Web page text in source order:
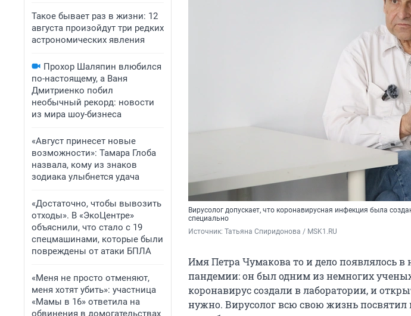
Такое бывает раз в жизни: 12
августа произойдут три редких
астрономических явления
Прохор Шаляпин влюбился
по-настоящему, а Ваня
Дмитриенко побил
необычный рекорд: новости
из мира шоу-бизнеса
«Август принесет новые
возможности»: Тамара Глоба
назвала, кому из знаков
зодиака улыбнется удача
«Достаточно, чтобы вывозить
отходы». В «ЭкоЦентре»
объяснили, что стало с 19
спецмашинами, которые были
повреждены от атаки БПЛА
«Меня не просто отменяют,
меня хотят убить»: участница
«Мамы в 16» ответила на
обвинения в домогательствах
Вирусолог допускает, что коронавирусная инфекция была
специально
Источник: Татьяна Спиридонова / MSK1.RU
Имя Петра Чумакова то и дело появлялось в
пандемии: он был одним из немногих
коронавирус создали в лаборатории, и
нужно. Вирусолог всю свою жизнь посвятил